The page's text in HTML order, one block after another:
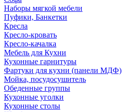
Наборы мягкой мебели
Пуфики, Банкетки
Кресла
Кресло-кровать
Кресло-качалка
Мебель для Кухни
Кухонные гарнитуры
Фартуки для кухни (панели МДФ)
Мойка, посудосушитель
Обеденные группы
Кухонные уголки
Кухонные столы